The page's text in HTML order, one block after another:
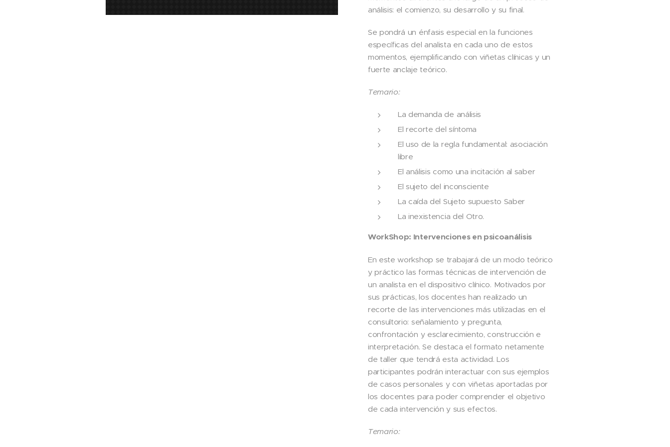
análisis: el comienzo, su desarrollo y su final.
Se pondrá un énfasis especial en la funciones
específicas del analista en cada uno de estos
momentos, ejemplificando con viñetas clínicas y un
fuerte anclaje teórico.
Temario:
La demanda de análisis
El recorte del síntoma
El uso de la regla fundamental: asociación
libre
El análisis como una incitación al saber
El sujeto del inconsciente
La caída del Sujeto supuesto Saber
La inexistencia del Otro.
WorkShop: Intervenciones en psicoanálisis
En este workshop se trabajará de un modo teórico
y práctico las formas técnicas de intervención de
un analista en el dispositivo clínico. Motivados por
sus prácticas, los docentes han realizado un
recorte de las intervenciones más utilizadas en el
consultorio: señalamiento y pregunta,
confrontación y esclarecimiento, construcción e
interpretación. Se destaca el formato netamente
de taller que tendrá esta actividad. Los
participantes podrán interactuar con sus ejemplos
de casos personales y con viñetas aportadas por
los docentes para poder comprender el objetivo
de cada intervención y sus efectos.
Temario: